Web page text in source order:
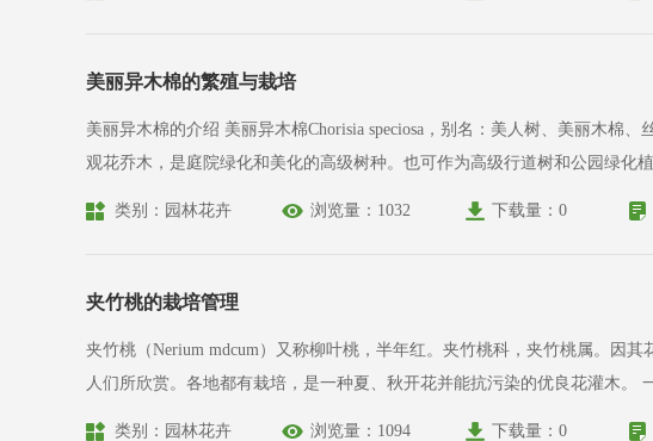
美丽异木棉的繁殖与栽培
美丽异木棉的介绍 美丽异木棉Chorisia speciosa，别名：美人树、美丽木棉、丝木棉、南美木棉、美丽树。树冠伞形，叶色青翠，成年树树干呈酒瓶状；冬季盛花期满树姹紫，秀色照人，是优良的
观花乔木，是庭院绿化和美化的高级树种。也可作为高级行道树和公园绿化植物。 美丽异木棉的形态特征 落叶大乔木，是极其优良的观花乔木，高10-15米，树干下部膨大，幼树树皮
类别：园林花卉
浏览量：1032 下载量：0
夹竹桃的栽培管理
夹竹桃（Nerium mdcum）又称柳叶桃，半年红。夹竹桃科，夹竹桃属。因
人们所欣赏。各地都有栽培，是一种夏、秋开花并能抗污染的优良花灌木。 一、形态特征及品种 常绿大型灌木，植株高度可达4-5米，树冠开展，枝直立而光滑，丛生，嫩枝具棱，分枝力强，多
类别：园林花卉
浏览量：1094 下载量：0